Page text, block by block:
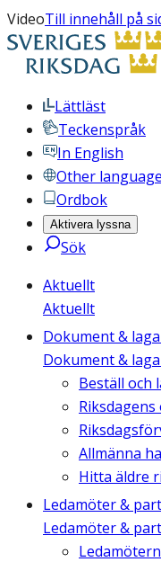
VideoTill innehåll på
Lättläst
Teckenspråk
In English
Other
Ordbok
Aktivera lyssna
Sök
Aktuellt
Aktuellt
Dokument &
Dokument &
Beställ och
Allmänna
Hitta äldre
Ledamöter &
Ledamöter &